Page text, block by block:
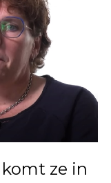
ze in